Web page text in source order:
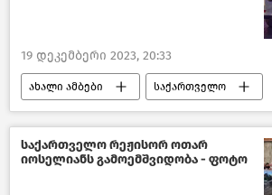
19 დეკემბერი 2023, 20:33
ახალი ამბები საქართველო
ქუთაისი
საქართველოს შინაგან საქმეთა სამინისტრო
შემთხვევები საქართველოში
საქართველო რეჟისორ ოთარ
იოსელიანს გამოემშვიდობა - ფოტო